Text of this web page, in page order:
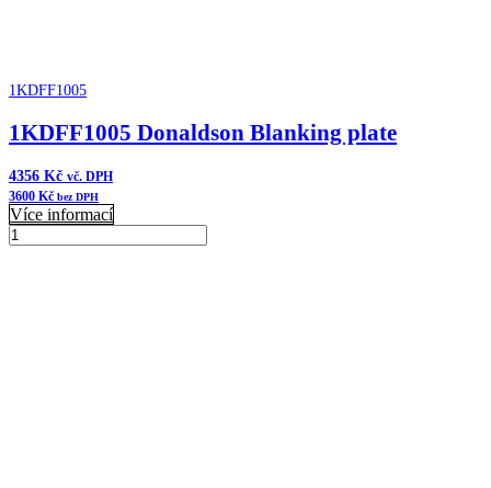
1KDFF1005
1KDFF1005 Donaldson Blanking plate
4356 Kč vč. DPH
3600 Kč bez DPH
Více informací
1KDFF1005